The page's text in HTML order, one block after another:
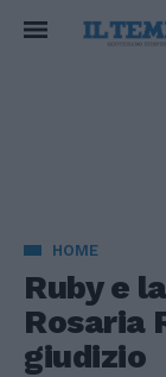
HOME
Ruby e
Rosaria
giudizio